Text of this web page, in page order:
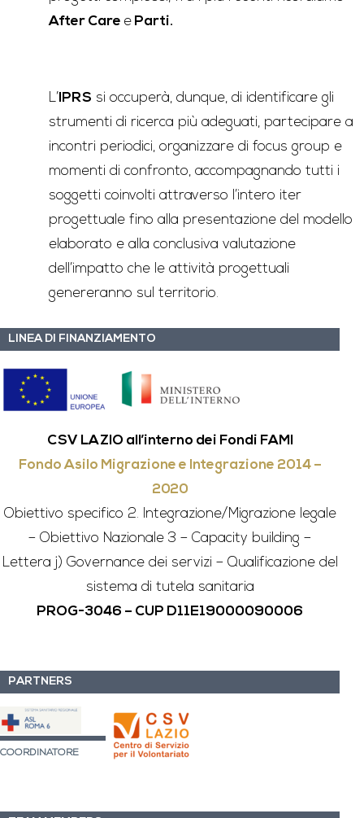
LINEA DI FINANZIAMENTO
CSV LAZIO all’interno dei Fondi FAMI
Fondo Asilo Migrazione e Integrazione 2014 –
2020
Obiettivo specifico 2. Integrazione/Migrazione legale
– Obiettivo Nazionale 3 – Capacity building –
Lettera j) Governance dei servizi – Qualificazione del
sistema di tutela sanitaria
PROG-3046 – CUP D11E19000090006
PARTNERS
COORDINATORE
After Care e Parti.
L’ IPRS si occuperà, dunque, di identificare gli
strumenti di ricerca più adeguati, partecipare a
incontri periodici, organizzare di focus group e
momenti di confronto, accompagnando tutti i
soggetti coinvolti attraverso l’intero iter
progettuale fino alla presentazione del modello
elaborato e alla conclusiva valutazione
dell’impatto che le attività progettuali
genereranno sul territorio.